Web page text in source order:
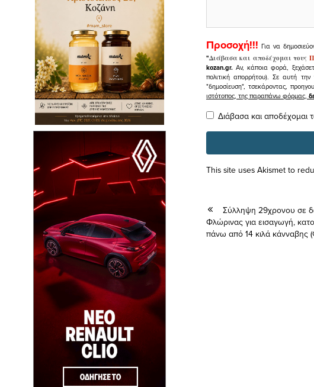
Προσοχή!!! Για να
"Διάβασα και αποδέχομαι τους
kozan.gr. Αν, κάποια φορά,
πολιτική απορρήτου). Σε αυτή
"δημοσίευση", τσεκάροντας,
ιστότοπος, της παραπάνω φόρμας,
Διάβασα και αποδέχομαι
This site uses Akismet to
Σύλληψη 29χρονου σε
Φλώρινας για εισαγωγή,
πάνω από 14 κιλά κάνναβης